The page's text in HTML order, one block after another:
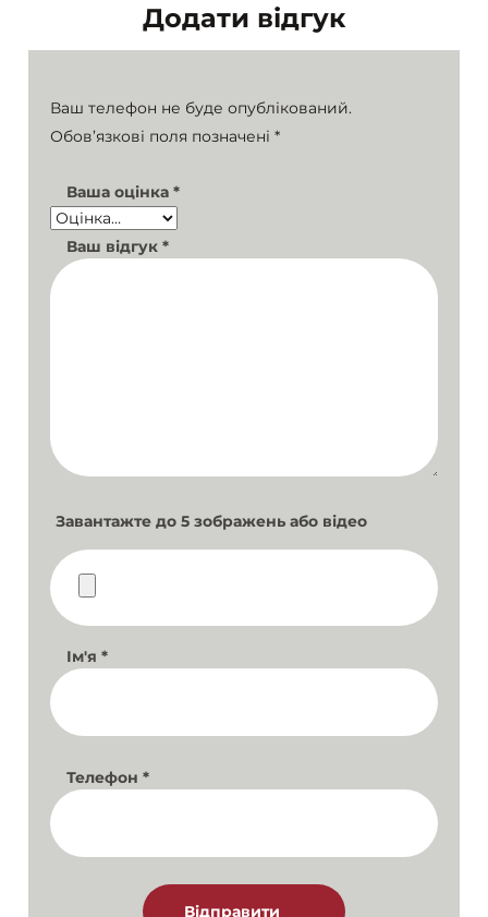
Додати відгук
Ваш телефон не буде опублікований.
Обов’язкові поля позначені *
Ваша оцінка *
Ваш відгук *
Завантажте до 5 зображень або відео
Ім'я *
Телефон *